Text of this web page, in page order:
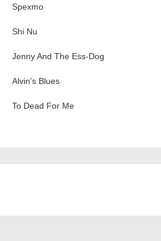
Spexmo
Shi Nu
Jenny And The Ess-Dog
Alvin's Blues
To Dead For Me